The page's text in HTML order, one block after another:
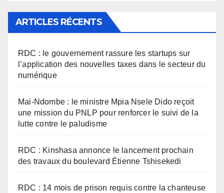
ARTICLES RÉCENTS
RDC : le gouvernement rassure les startups sur
l’application des nouvelles taxes dans le secteur du
numérique
Mai-Ndombe : le ministre Mpia Nsele Dido reçoit
une mission du PNLP pour renforcer le suivi de la
lutte contre le paludisme
RDC : Kinshasa annonce le lancement prochain
des travaux du boulevard Étienne Tshisekedi
RDC : 14 mois de prison requis contre la chanteuse